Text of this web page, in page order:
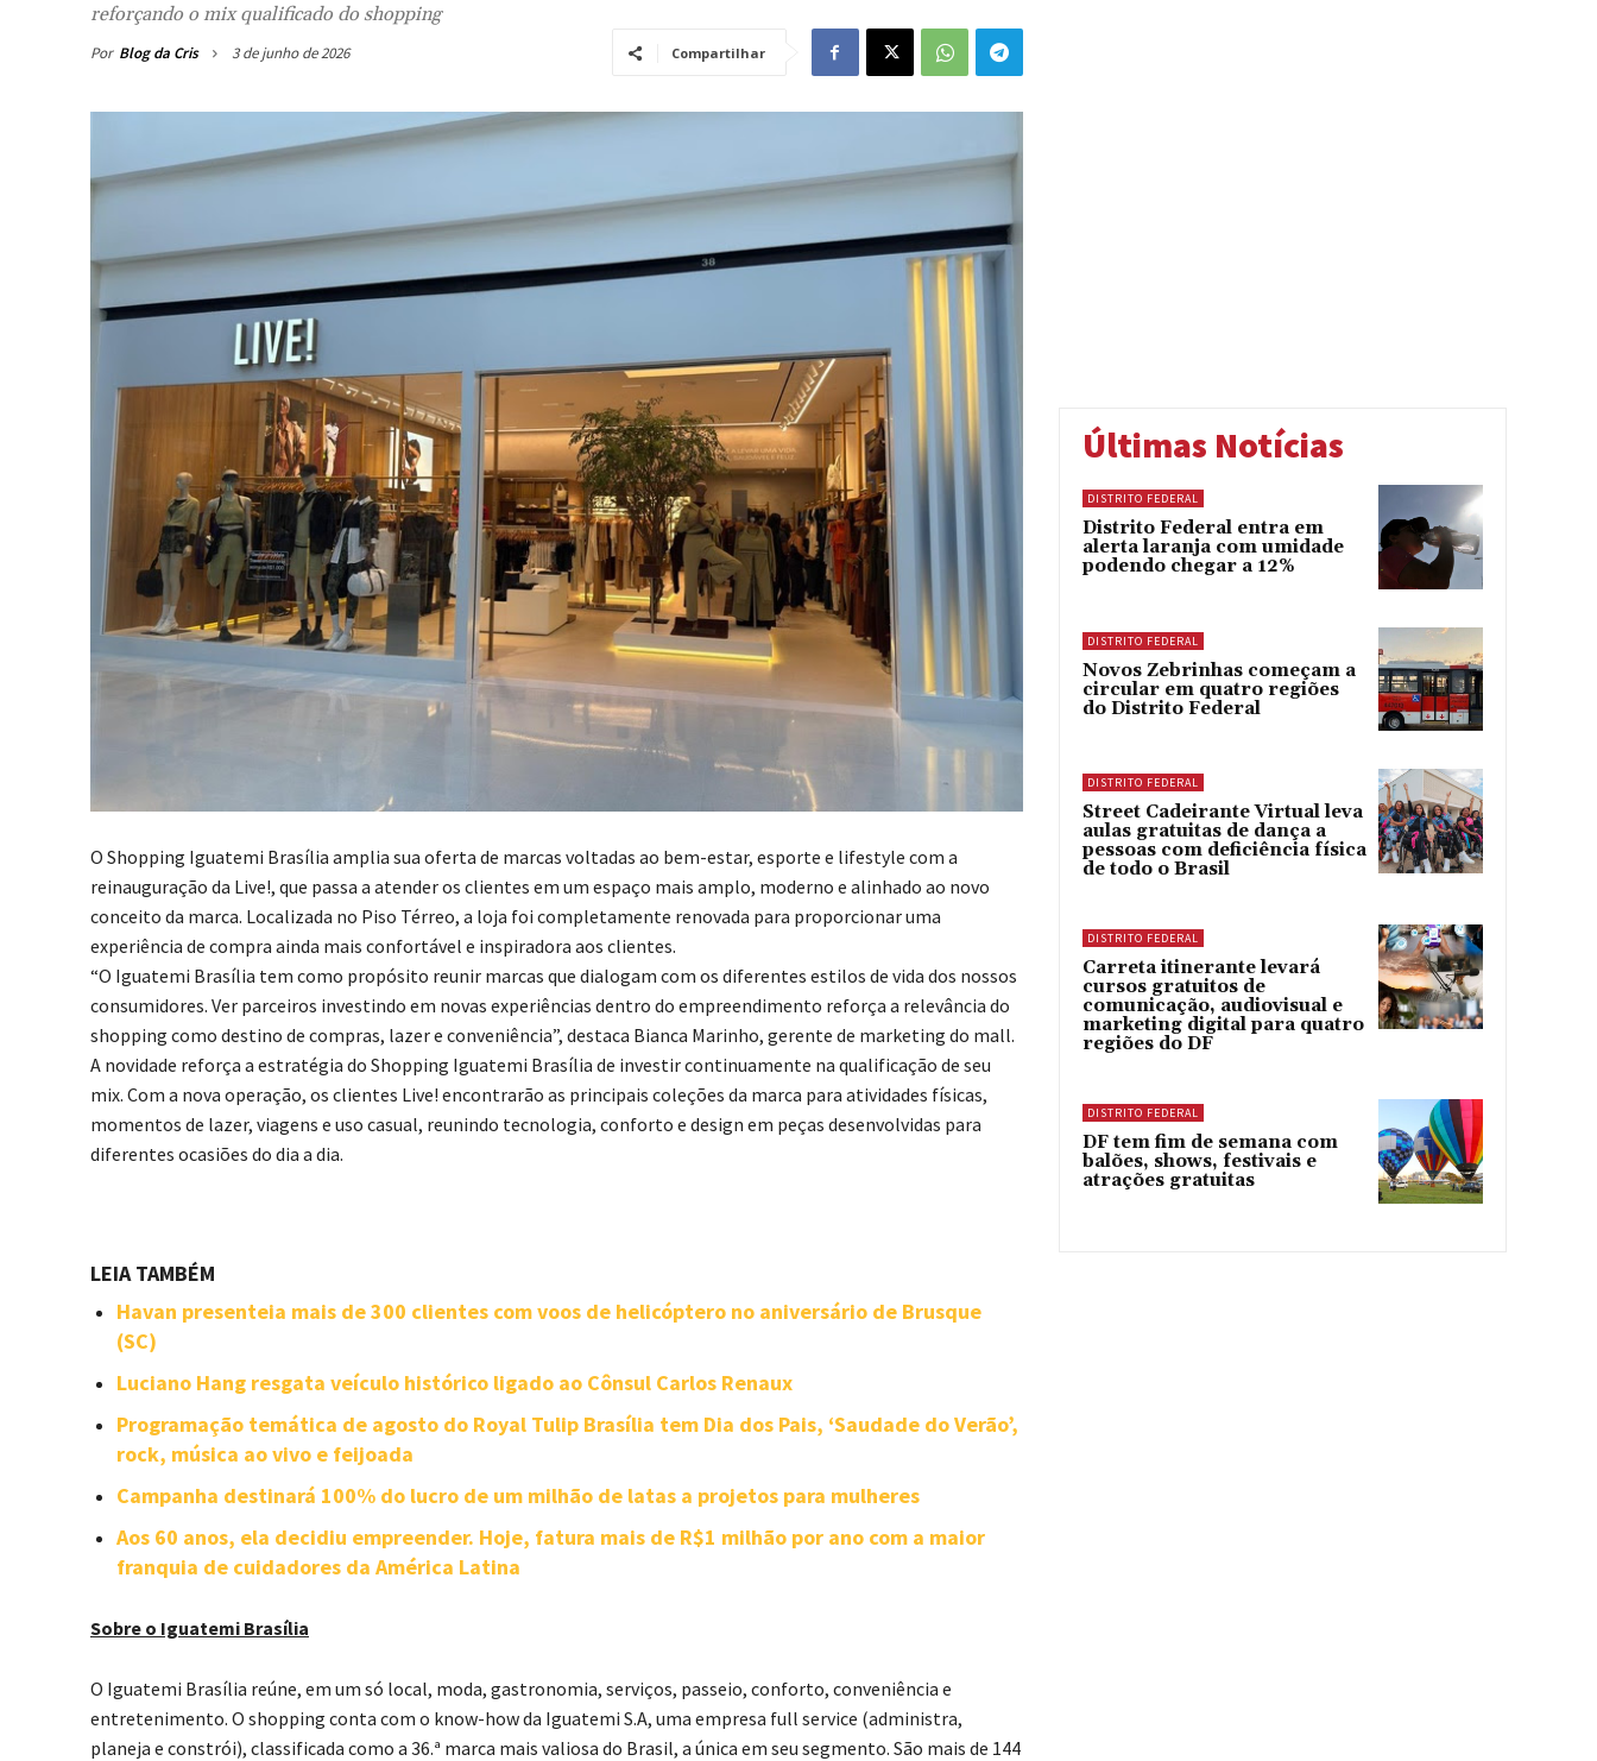
reforçando o mix qualificado do shopping
Por Blog da Cris 3 de junho de 2026 Compartilhar
O Shopping Iguatemi Brasília amplia sua oferta de marcas voltadas ao bem-estar, esporte e lifestyle com a
reinauguração da Live!, que passa a atender os clientes em um espaço mais amplo, moderno e alinhado ao novo
conceito da marca. Localizada no Piso Térreo, a loja foi completamente renovada para proporcionar uma
experiência de compra ainda mais confortável e inspiradora aos clientes.
“O Iguatemi Brasília tem como propósito reunir marcas que dialogam com os diferentes estilos de vida dos nossos
consumidores. Ver parceiros investindo em novas experiências dentro do empreendimento reforça a relevância do
shopping como destino de compras, lazer e conveniência”, destaca Bianca Marinho, gerente de marketing do mall.
A novidade reforça a estratégia do Shopping Iguatemi Brasília de investir continuamente na qualificação de seu
mix. Com a nova operação, os clientes Live! encontrarão as principais coleções da marca para atividades físicas,
momentos de lazer, viagens e uso casual, reunindo tecnologia, conforto e design em peças desenvolvidas para
diferentes ocasiões do dia a dia.
LEIA TAMBÉM
Havan presenteia mais de 300 clientes com voos de helicóptero no aniversário de Brusque
(SC)
Luciano Hang resgata veículo histórico ligado ao Cônsul Carlos Renaux
Programação temática de agosto do Royal Tulip Brasília tem Dia dos Pais, ‘Saudade do Verão’,
rock, música ao vivo e feijoada
Campanha destinará 100% do lucro de um milhão de latas a projetos para mulheres
Aos 60 anos, ela decidiu empreender. Hoje, fatura mais de R$1 milhão por ano com a maior
franquia de cuidadores da América Latina
Sobre o Iguatemi Brasília
O Iguatemi Brasília reúne, em um só local, moda, gastronomia, serviços, passeio, conforto, conveniência e
entretenimento. O shopping conta com o know-how da Iguatemi S.A, uma empresa full service (administra,
planeja e constrói), classificada como a 36.ª marca mais valiosa do Brasil, a única em seu segmento. São mais de 144
Últimas Notícias
DISTRITO FEDERAL
Distrito Federal entra em
alerta laranja com umidade
podendo chegar a 12%
DISTRITO FEDERAL
Novos Zebrinhas começam a
circular em quatro regiões
do Distrito Federal
DISTRITO FEDERAL
Street Cadeirante Virtual leva
aulas gratuitas de dança a
pessoas com deficiência física
de todo o Brasil
DISTRITO FEDERAL
Carreta itinerante levará
cursos gratuitos de
comunicação, audiovisual e
marketing digital para quatro
regiões do DF
DISTRITO FEDERAL
DF tem fim de semana com
balões, shows, festivais e
atrações gratuitas